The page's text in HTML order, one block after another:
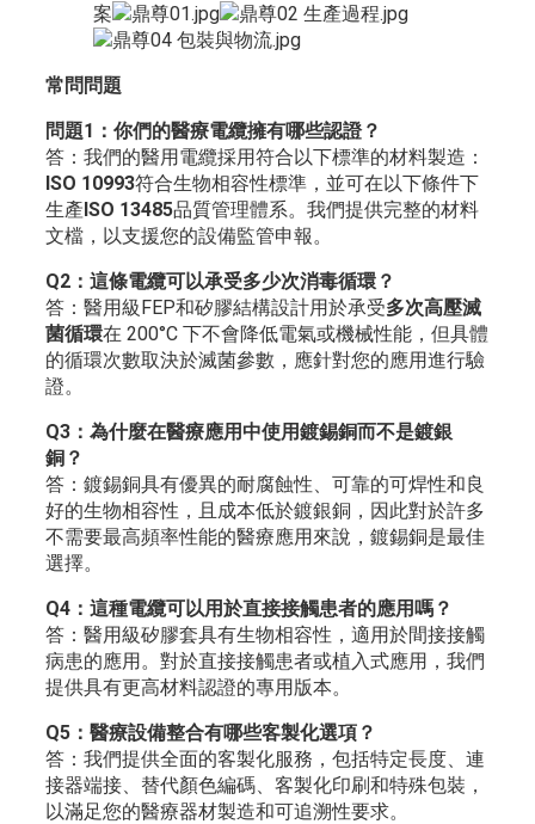
案
常問問題
問題1：你們的醫療電纜擁有哪些認證？
答：我們的醫用電纜採用符合以下標準的材料製造：
ISO 10993符合生物相容性標準，並可在以下條件下
生產ISO 13485品質管理體系。我們提供完整的材料
文檔，以支援您的設備監管申報。
Q2：這條電纜可以承受多少次消毒循環？
答：醫用級FEP和矽膠結構設計用於承受多次高壓滅
菌循環在 200°C 下不會降低電氣或機械性能，但具體
的循環次數取決於滅菌參數，應針對您的應用進行驗
證。
Q3：為什麼在醫療應用中使用鍍錫銅而不是鍍銀
銅？
答：鍍錫銅具有優異的耐腐蝕性、可靠的可焊性和良
好的生物相容性，且成本低於鍍銀銅，因此對於許多
不需要最高頻率性能的醫療應用來說，鍍錫銅是最佳
選擇。
Q4：這種電纜可以用於直接接觸患者的應用嗎？
答：醫用級矽膠套具有生物相容性，適用於間接接觸
病患的應用。對於直接接觸患者或植入式應用，我們
提供具有更高材料認證的專用版本。
Q5：醫療設備整合有哪些客製化選項？
答：我們提供全面的客製化服務，包括特定長度、連
接器端接、替代顏色編碼、客製化印刷和特殊包裝，
以滿足您的醫療器材製造和可追溯性要求。